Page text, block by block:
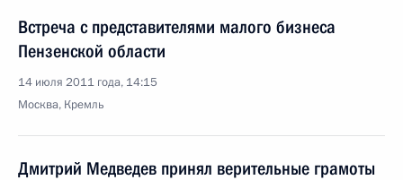
Встреча с представителями малого бизнеса
Пензенской области
14 июля 2011 года, 14:15
Москва, Кремль
Дмитрий Медведев принял верительные грамоты